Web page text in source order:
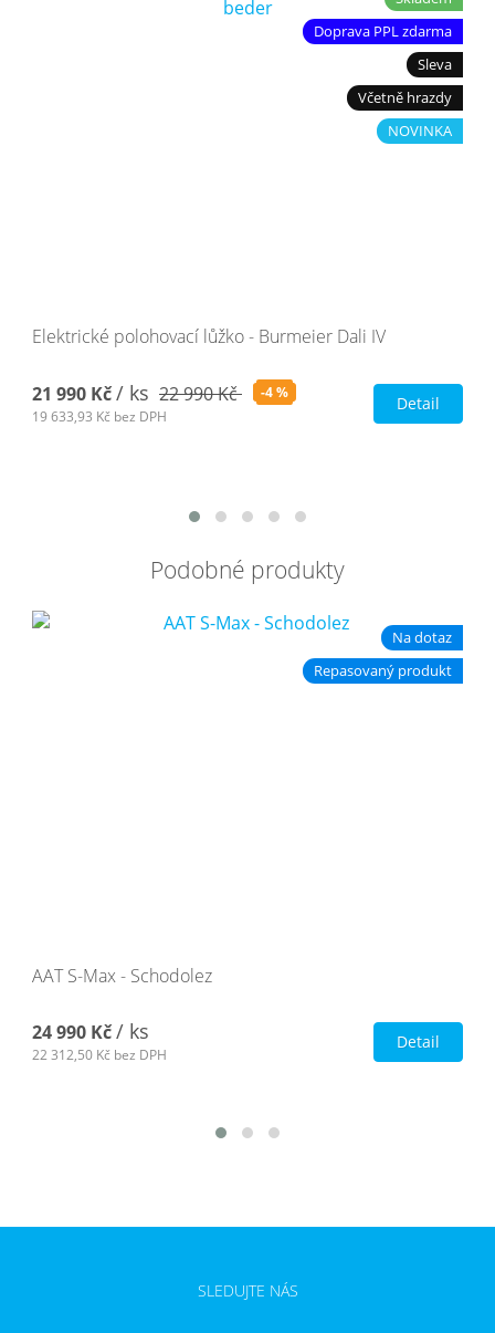
Doprava PPL zdarma
Sleva
Včetně hrazdy
NOVINKA
Elektrické polohovací lůžko - Burmeier Dali IV
21 990 Kč/ ks 22 990 Kč
-4 %
19 633,93 Kč bez DPH
Detail
Podobné produkty
Na dotaz
Repasovaný produkt
AAT S-Max - Schodolez
24 990 Kč/ ks
22 312,50 Kč bez DPH
Detail
SLEDUJTE NÁS